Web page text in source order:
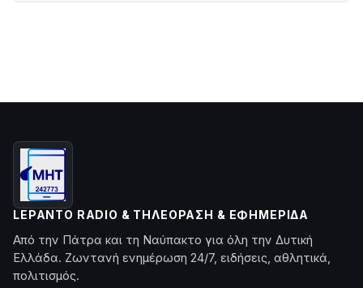
LEPANTO RADIO & ΤΗΛΕΌΡΑΣΗ & ΕΦΗΜΕΡΊΔΑ
Από την Πάτρα και τη Ναύπακτο για όλη την Δυτική
Ελλάδα. Ζωντανή ενημέρωση 24/7, ειδήσεις, αθλητικά,
πολιτισμός.